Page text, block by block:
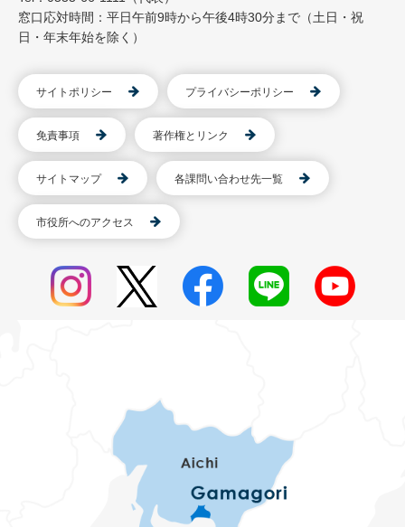
窓口応対時間：平日午前9時から午後4時30分まで（土日・祝
日・年末年始を除く）
サイトポリシー プライバシーポリシー
免責事項 著作権とリンク
サイトマップ 各課問い合わせ先一覧
市役所へのアクセス